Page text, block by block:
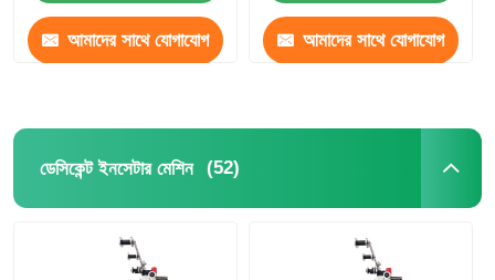
অন্য মেশিন
প্যাকেজিং প্রক্রিয়াকরণ সেবা
বিশেষায়িত উৎপাদন লাইন
আমাদের সাথে যোগাযোগ আমাদের সাথে যোগাযোগ
ডেসিকেন্ট ইনসেটার মেশিন (52)